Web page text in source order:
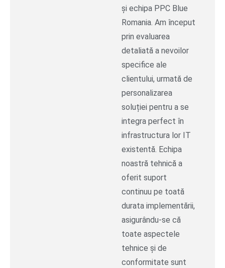
și echipa PPC Blue
Romania. Am început
prin evaluarea
detaliată a nevoilor
specifice ale
clientului, urmată de
personalizarea
soluției pentru a se
integra perfect în
infrastructura lor IT
existentă. Echipa
noastră tehnică a
oferit suport
continuu pe toată
durata implementării,
asigurându-se că
toate aspectele
tehnice și de
conformitate sunt